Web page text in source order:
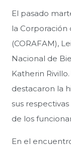
El pasado
la Corporación
(CORAFAM),
Nacional de
Katherin
destacaron la
sus
de los
En el